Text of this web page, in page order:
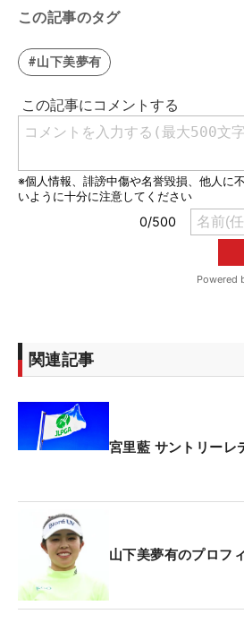
この記事のタグ
#山下美夢有
関連記事
宮里藍 サントリー
山下美夢有のプロフ